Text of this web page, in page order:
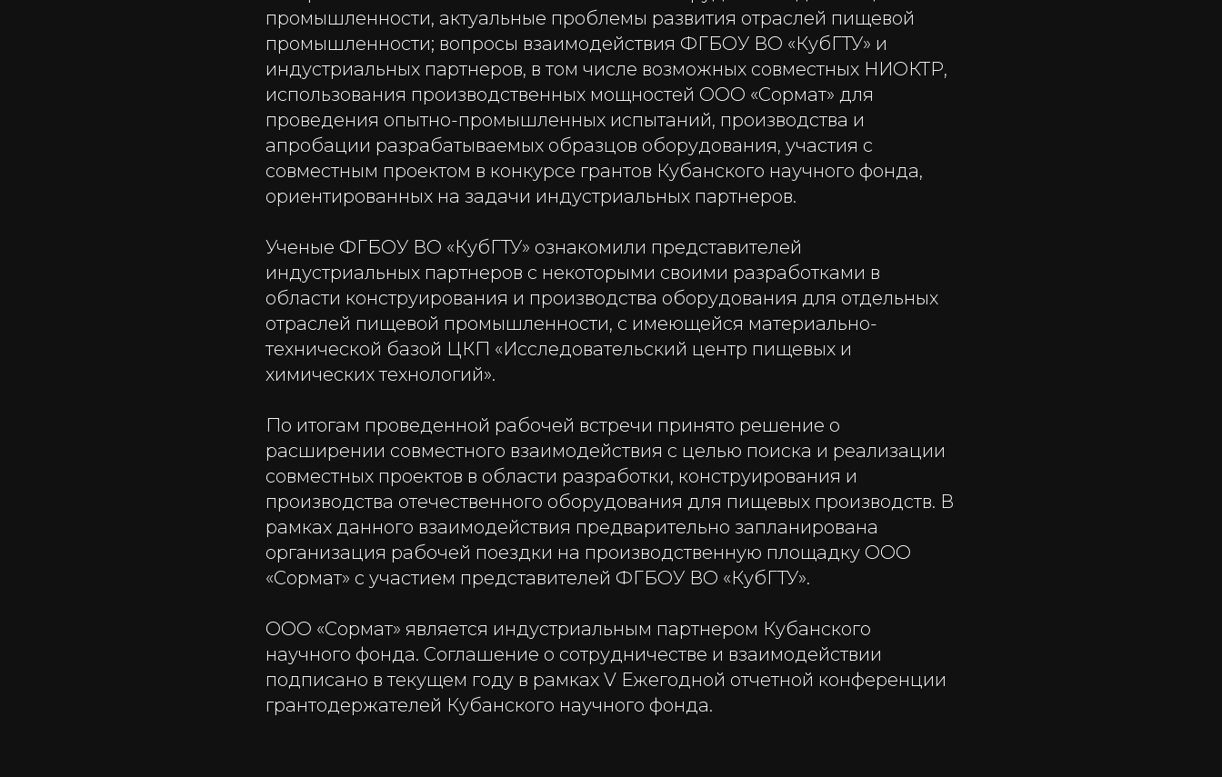
промышленности, актуальные проблемы развития отраслей пищевой
промышленности; вопросы взаимодействия ФГБОУ ВО «КубГТУ» и
индустриальных партнеров, в том числе возможных совместных НИОКТР,
использования производственных мощностей ООО «Сормат» для
проведения опытно-промышленных испытаний, производства и
апробации разрабатываемых образцов оборудования, участия с
совместным проектом в конкурсе грантов Кубанского научного фонда,
ориентированных на задачи индустриальных партнеров.
Ученые ФГБОУ ВО «КубГТУ» ознакомили представителей
индустриальных партнеров с некоторыми своими разработками в
области конструирования и производства оборудования для отдельных
отраслей пищевой промышленности, с имеющейся материально-
технической базой ЦКП «Исследовательский центр пищевых и
химических технологий».
По итогам проведенной рабочей встречи принято решение о
расширении совместного взаимодействия с целью поиска и реализации
совместных проектов в области разработки, конструирования и
производства отечественного оборудования для пищевых производств. В
рамках данного взаимодействия предварительно запланирована
организация рабочей поездки на производственную площадку ООО
«Сормат» с участием представителей ФГБОУ ВО «КубГТУ».
ООО «Сормат» является индустриальным партнером Кубанского
научного фонда. Соглашение о сотрудничестве и взаимодействии
подписано в текущем году в рамках V Ежегодной отчетной конференции
грантодержателей Кубанского научного фонда.